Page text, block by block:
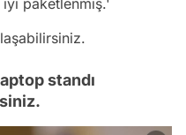
standı